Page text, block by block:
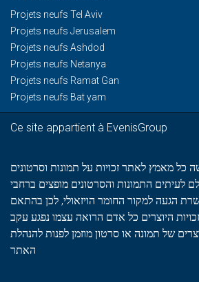
Projets neufs Tel Aviv
Projets neufs Jerusalem
Projets neufs Ashdod
Projets neufs Netanya
Projets neufs Ramat Gan
Projets neufs Bat yam
Ce site appartient à EvenisGroup
כל מאמץ לאתר זכויות על תמונות וסרטונים
לעיתים התמונות והסרטונים מופצים ברחבי
הגעה למקור החומר הויזאולי, לכן בהתאם
לחוק זכויות היוצרים כל אדם הרואה עצמו נפגע עקב
של תמונה או סרטון מוזמן לפנות להנהלת
האתר